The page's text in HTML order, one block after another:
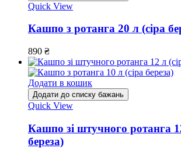
Quick View
Кашпо з ротанга 20 л (сіра
890 ₴
Додати в кошик
Додати до списку бажань
Quick View
Кашпо зі штучного ротанга
береза)